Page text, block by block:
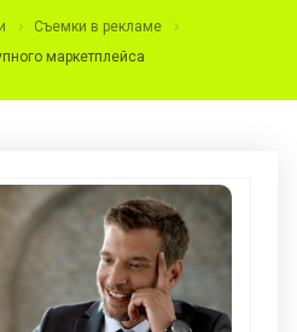
Съемки в рекламе
маркетплейса